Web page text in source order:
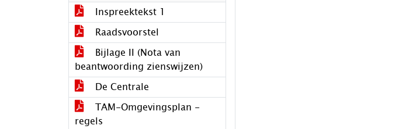
Inspreektekst 1
Raadsvoorstel
Bijlage II (Nota van
beantwoording zienswijzen)
De Centrale
TAM-Omgevingsplan -
regels